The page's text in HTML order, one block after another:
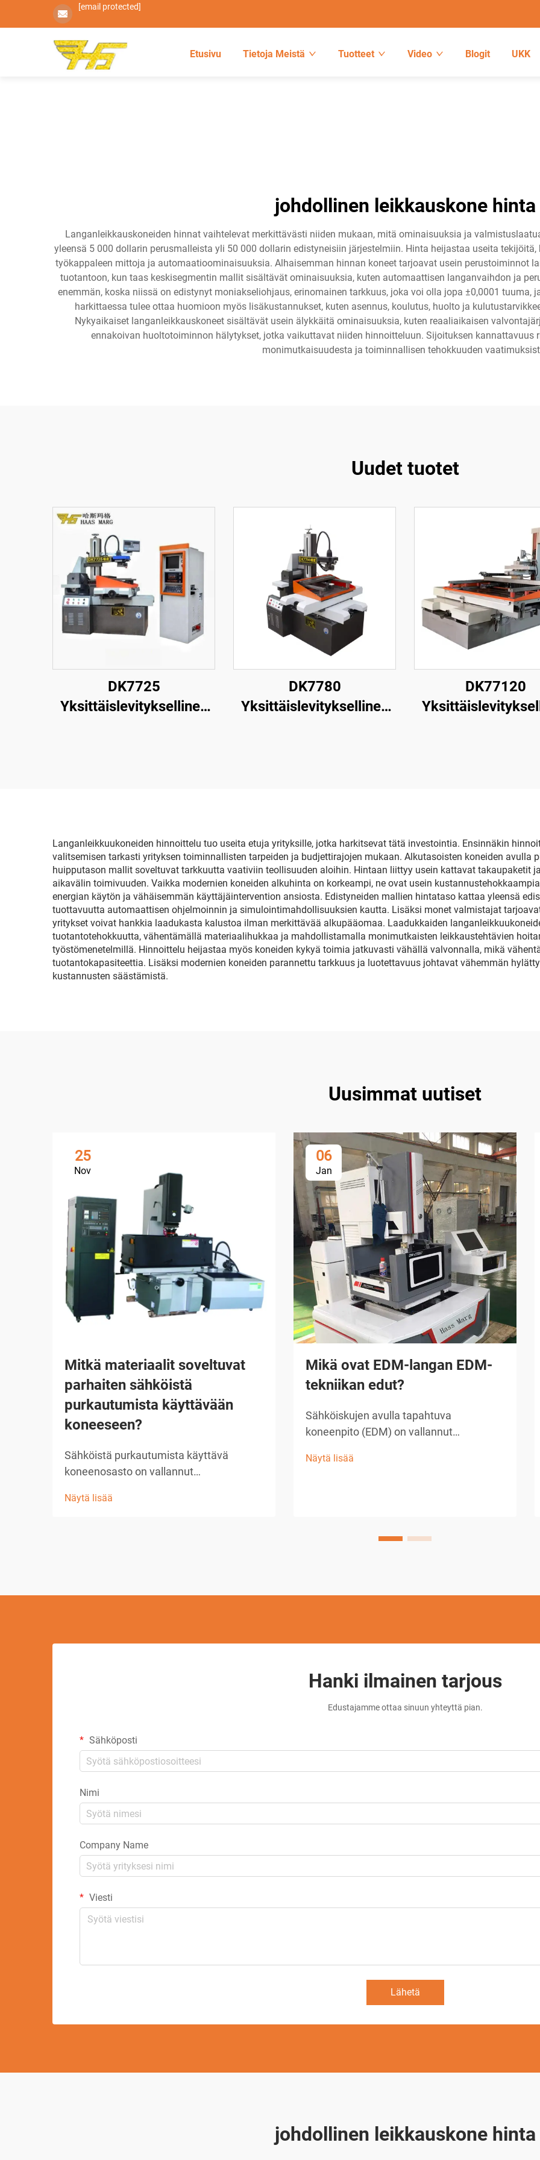
[email protected]
Etusivu Tietoja Meistä Tuotteet Video Blogit UKK
johdollinen leikkauskone hinta
Langanleikkauskoneiden hinnat vaihtelevat merkittävästi niiden mukaan, mitä ominaisuuksia ja
yleensä 5 000 dollarin perusmalleista yli 50 000 dollarin edistyneisiin järjestelmiin. Hinta heijastaa useita
työkappaleen mittoja ja automaatioominaisuuksia. Alhaisemman hinnan koneet tarjoavat usein perustoiminnot
tuotantoon, kun taas keskisegmentin mallit sisältävät ominaisuuksia, kuten automaattisen langanvaihdon ja
enemmän, koska niissä on edistynyt moniakseliohjaus, erinomainen tarkkuus, joka voi olla jopa ±0,0001
harkittaessa tulee ottaa huomioon myös lisäkustannukset, kuten asennus, koulutus, huolto ja
Nykyaikaiset langanleikkauskoneet sisältävät usein älykkäitä ominaisuuksia, kuten reaaliaikaisen
ennakoivan huoltotoiminnon hälytykset, jotka vaikuttavat niiden hinnoitteluun. Sijoituksen kannattavuus
monimutkaisuudesta ja toiminnallisen tehokkuuden
Uudet tuotet
DK7725
Yksittäislevityksellinen
DK7780
Yksittäislevityksellinen
DK77120
Langanleikkuukoneiden hinnoittelu tuo useita etuja yrityksille, jotka harkitsevat tätä investointia. Ensinnäkin
valitsemisen tarkasti yrityksen toiminnallisten tarpeiden ja budjettirajojen mukaan. Alkutasoisten koneiden avulla
huipputason mallit soveltuvat tarkkuutta vaativiin teollisuuden aloihin. Hintaan liittyy usein kattavat takaupaketit
aikavälin toimivuuden. Vaikka modernien koneiden alkuhinta on korkeampi, ne ovat usein
energian käytön ja vähäisemmän käyttäjäintervention ansiosta. Edistyneiden mallien hintataso kattaa yleensä
tuottavuutta automaattisen ohjelmoinnin ja simulointimahdollisuuksien kautta. Lisäksi monet valmistajat
yritykset voivat hankkia laadukasta kalustoa ilman merkittävää alkupääomaa. Laadukkaiden
tuotantotehokkuutta, vähentämällä materiaalihukkaa ja mahdollistamalla monimutkaisten leikkaustehtävien
työstömenetelmillä. Hinnoittelu heijastaa myös koneiden kykyä toimia jatkuvasti vähällä valvonnalla, mikä
tuotantokapasiteettia. Lisäksi modernien koneiden parannettu tarkkuus ja luotettavuus johtavat vähemmän
kustannusten säästämistä.
Uusimmat uutiset
25
Nov
Mitkä materiaalit soveltuvat
parhaiten sähköistä
purkautumista käyttävään
koneeseen?
Sähköistä purkautumista käyttävä
koneenosasto on vallannut
aloilla. Tämä edistynyt menetelmä
Näytä lisää
06
Jan
Mikä ovat EDM-langan EDM-
tekniikan edut?
Sähköiskujen avulla tapahtuva
koneenpito (EDM) on vallannut
toimialoilla, ja langalla varustettu EDM on
Näytä lisää
Hanki ilmainen tarjous
Edustajamme ottaa sinuun yhteyttä pian.
Sähköposti
Nimi
Company Name
Viesti
Lähetä
johdollinen leikkauskone hinta